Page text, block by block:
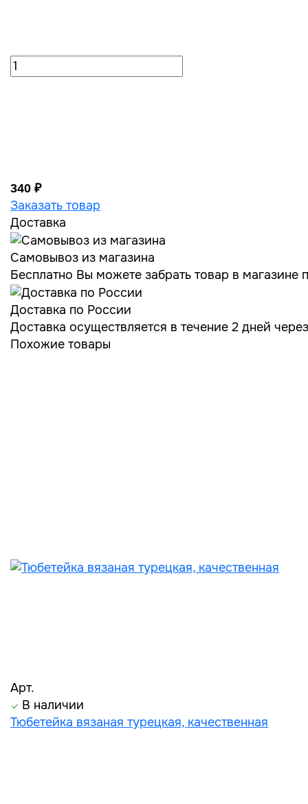
340 ₽
Заказать товар
Доставка
Самовывоз из магазина
Бесплатно Вы можете забрать товар в
Доставка по России
Доставка осуществляется в течение 2 дней
Похожие товары
Арт.
В наличии
Тюбетейка вязаная турецкая, качественная